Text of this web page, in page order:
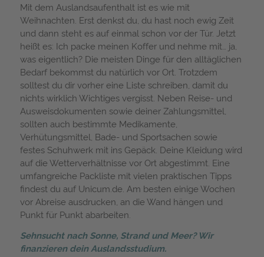
Mit dem Auslandsaufenthalt ist es wie mit
Weihnachten. Erst denkst du, du hast noch ewig Zeit
und dann steht es auf einmal schon vor der Tür. Jetzt
heißt es: Ich packe meinen Koffer und nehme mit… ja,
was eigentlich? Die meisten Dinge für den alltäglichen
Bedarf bekommst du natürlich vor Ort. Trotzdem
solltest du dir vorher eine Liste schreiben, damit du
nichts wirklich Wichtiges vergisst. Neben Reise- und
Ausweisdokumenten sowie deiner Zahlungsmittel,
sollten auch bestimmte Medikamente,
Verhütungsmittel, Bade- und Sportsachen sowie
festes Schuhwerk mit ins Gepäck. Deine Kleidung wird
auf die Wetterverhältnisse vor Ort abgestimmt. Eine
umfangreiche Packliste mit vielen praktischen Tipps
findest du auf Unicum.de. Am besten einige Wochen
vor Abreise ausdrucken, an die Wand hängen und
Punkt für Punkt abarbeiten.
Sehnsucht nach Sonne, Strand und Meer? Wir
finanzieren dein Auslandsstudium.